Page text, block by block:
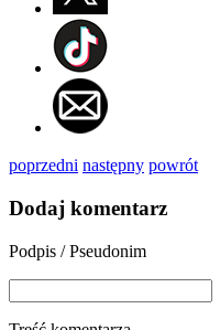
poprzedni następny powrót
Dodaj komentarz
Podpis / Pseudonim